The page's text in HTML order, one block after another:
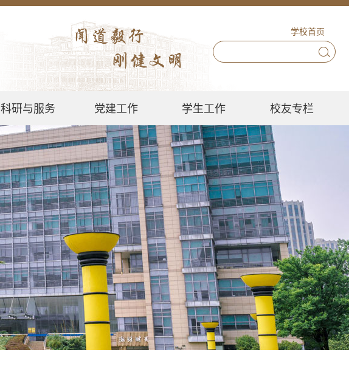
学校首页
科研与服务 党建工作 学生工作 校友专栏